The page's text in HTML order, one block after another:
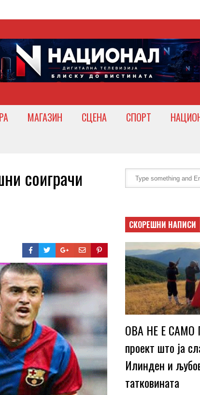
МАГАЗИН СЦЕНА СПОРТ
соиграчи
СКОРЕШНИ НАПИСИ
ОВА НЕ Е САМО
проект што ја
Илинден и
татковината